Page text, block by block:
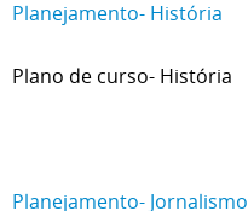
Planejamento- História
Plano de curso- História
Planejamento- Jornalismo